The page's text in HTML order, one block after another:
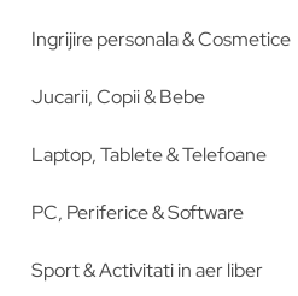
Ingrijire personala & Cosmetice
Jucarii, Copii & Bebe
Laptop, Tablete & Telefoane
PC, Periferice & Software
Sport & Activitati in aer liber